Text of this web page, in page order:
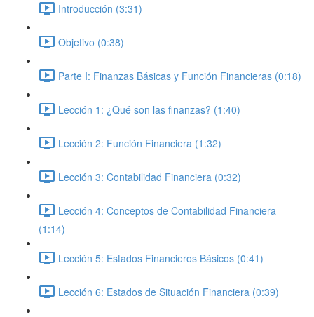
Introducción (3:31)
Objetivo (0:38)
Parte I: Finanzas Básicas y Función Financieras (0:18)
Lección 1: ¿Qué son las finanzas? (1:40)
Lección 2: Función Financiera (1:32)
Lección 3: Contabilidad Financiera (0:32)
Lección 4: Conceptos de Contabilidad Financiera
(1:14)
Lección 5: Estados Financieros Básicos (0:41)
Lección 6: Estados de Situación Financiera (0:39)